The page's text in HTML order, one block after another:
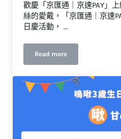
歡慶「京匯通｜京速PAY」
絲的愛戴，「京匯通｜京速
日慶活動， …
Read more【2023嗚啾3歲生日慶